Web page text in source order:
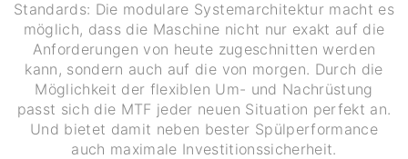
Standards: Die modulare Systemarchitektur macht es
möglich, dass die Maschine nicht nur exakt auf die
Anforderungen von heute zugeschnitten werden
kann, sondern auch auf die von morgen. Durch die
Möglichkeit der flexiblen Um- und Nachrüstung
passt sich die MTF jeder neuen Situation perfekt an.
Und bietet damit neben bester Spülperformance
auch maximale Investitionssicherheit.